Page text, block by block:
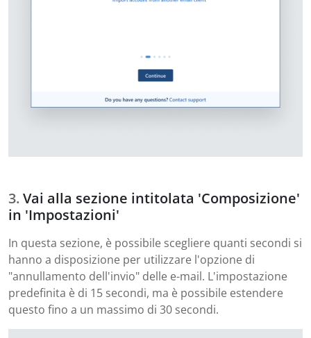
Vai alla sezione intitolata 'Composizione'
in 'Impostazioni'
In questa sezione, è possibile scegliere quanti secondi si
hanno a disposizione per utilizzare l'opzione di
"annullamento dell'invio" delle e-mail. L'impostazione
predefinita è di 15 secondi, ma è possibile estendere
questo fino a un massimo di 30 secondi.